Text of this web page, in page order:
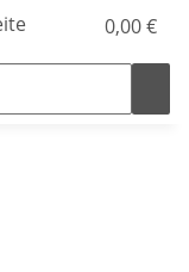
0,00 €